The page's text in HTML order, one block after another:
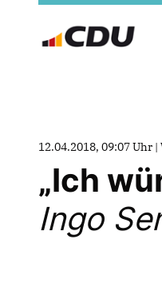
12.04.2018, 09:07 Uhr
Ich
Ingo